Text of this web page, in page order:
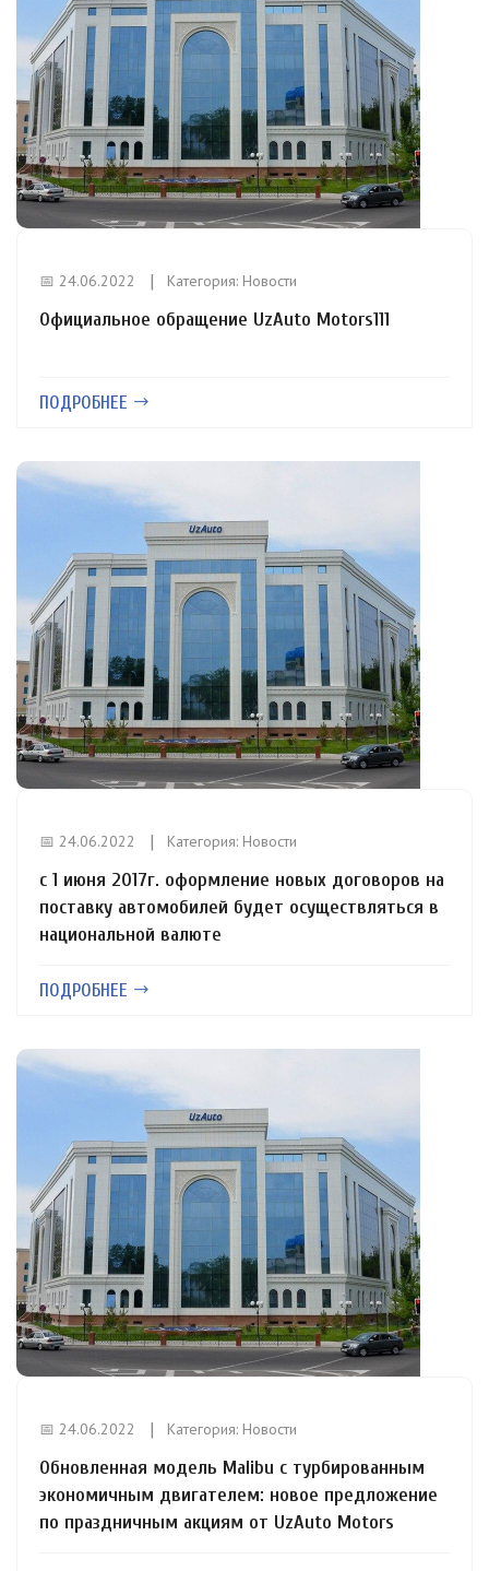
📅 24.06.2022 Категория: Новости
Официальное обращение UzAuto Motors111
ПОДРОБНЕЕ
📅 24.06.2022 Категория: Новости
с 1 июня 2017г. оформление новых договоров на
поставку автомобилей будет осуществляться в
национальной валюте
ПОДРОБНЕЕ
📅 24.06.2022 Категория: Новости
Обновленная модель Malibu с турбированным
экономичным двигателем: новое предложение
по праздничным акциям от UzAuto Motors